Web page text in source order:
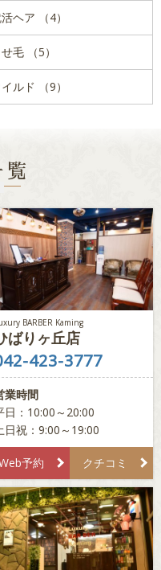
ヘア （4）
毛 （5）
ルド （9）
覧
BARBER Kaming
ばりヶ丘店
423-3777
業時間
日：10:00～20:00
日祝：9:00～19:00
予約 クチコミ